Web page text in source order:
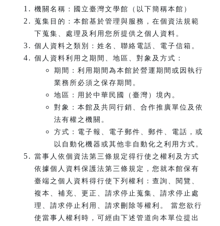
機關名稱：國立臺灣文學館（以下簡稱本館）
蒐集目的：本館基於管理與服務，在個資法規範
下蒐集、處理及利用您所提供之個人資料。
個人資料之類別：姓名、聯絡電話、電子信箱。
個人資料利用之期間、地區、對象及方式：
期間：利用期間為本館於營運期間或因執行
業務所必須之保存期間。
地區：用於中華民國（臺灣）境內。
對象：本館及共同行銷、合作推廣單位及依
法有權之機關。
方式：電子報、電子郵件、郵件、電話，或
以自動化機器或其他非自動化之利用方式。
當事人依個資法第三條規定得行使之權利及方式
依據個人資料保護法第三條規定，您就本館保有
臺端之個人資料得行使下列權利：查詢、閱覽、
複本、補充、更正、請求停止蒐集、請求停止處
理、請求停止利用、請求刪除等權利。 當您欲行
使當事人權利時，可經由下述管道向本單位提出